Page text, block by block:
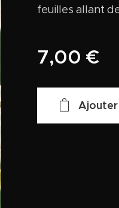
feuilles allant
7,00 €
Ajouter